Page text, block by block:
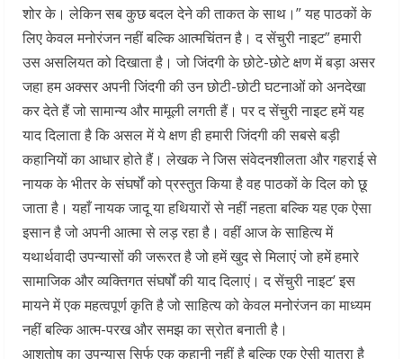
शोर के। लेकिन सब कुछ बदल देने की ताकत के साथ।” यह पाठकों के
लिए केवल मनोरंजन नहीं बल्कि आत्मचिंतन है। द सेंचुरी नाइट” हमारी
उस असलियत को दिखाता है। जो जिंदगी के छोटे-छोटे क्षण में बड़ा असर
जहा हम अक्सर अपनी जिंदगी की उन छोटी-छोटी घटनाओं को अनदेखा
कर देते हैं जो सामान्य और मामूली लगती हैं। पर द सेंचुरी नाइट हमें यह
याद दिलाता है कि असल में ये क्षण ही हमारी जिंदगी की सबसे बड़ी
कहानियों का आधार होते हैं। लेखक ने जिस संवेदनशीलता और गहराई से
नायक के भीतर के संघर्षों को प्रस्तुत किया है वह पाठकों के दिल को छू
जाता है। यहाँ नायक जादू या हथियारों से नहीं नहता बल्कि यह एक ऐसा
इसान है जो अपनी आत्मा से लड़ रहा है। वहीं आज के साहित्य में
यथार्थवादी उपन्यासों की जरूरत है जो हमें खुद से मिलाएं जो हमें हमारे
सामाजिक और व्यक्तिगत संघर्षों की याद दिलाएं। द सेंचुरी नाइट’ इस
मायने में एक महत्वपूर्ण कृति है जो साहित्य को केवल मनोरंजन का माध्यम
नहीं बल्कि आत्म-परख और समझ का स्रोत बनाती है।
आशुतोष का उपन्यास सिर्फ एक कहानी नहीं है बल्कि एक ऐसी यात्रा है